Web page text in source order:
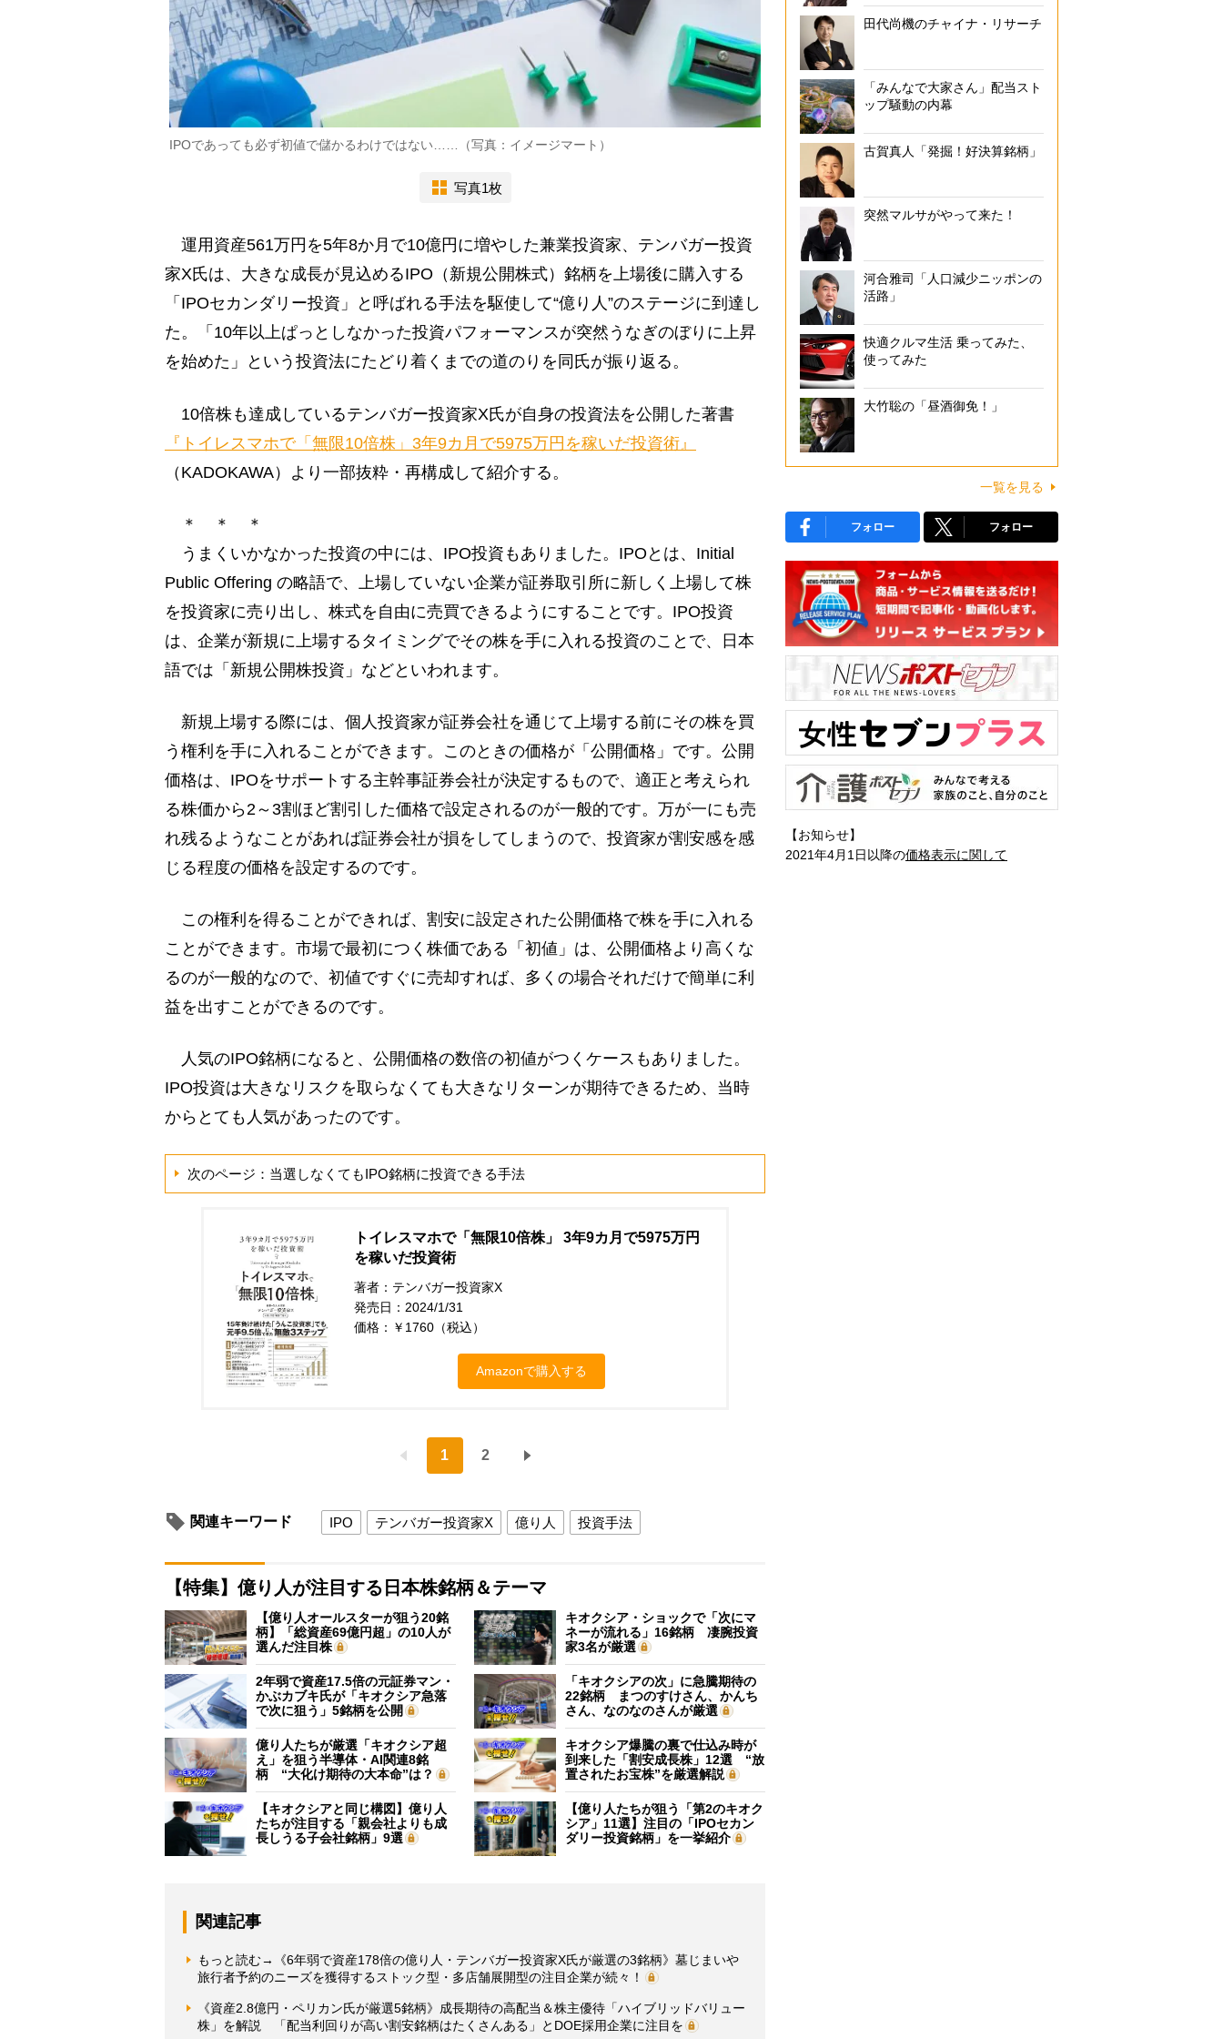
IPOであっても必ず初値で儲かるわけではない……（写真：イメージマート）
写真1枚
運用資産561万円を5年8か月で10億円に増やした兼業投資家、テンバガー投資
家X氏は、大きな成長が見込めるIPO（新規公開株式）銘柄を上場後に購入する
「IPOセカンダリー投資」と呼ばれる手法を駆使して“億り人”のステージに到達し
た。「10年以上ぱっとしなかった投資パフォーマンスが突然うなぎのぼりに上昇
を始めた」という投資法にたどり着くまでの道のりを同氏が振り返る。
10倍株も達成しているテンバガー投資家X氏が自身の投資法を公開した著書
『トイレスマホで「無限10倍株」3年9カ月で5975万円を稼いだ投資術』
（KADOKAWA）より一部抜粋・再構成して紹介する。
＊ ＊ ＊
うまくいかなかった投資の中には、IPO投資もありました。IPOとは、Initial
Public Offering の略語で、上場していない企業が証券取引所に新しく上場して株
を投資家に売り出し、株式を自由に売買できるようにすることです。IPO投資
は、企業が新規に上場するタイミングでその株を手に入れる投資のことで、日本
語では「新規公開株投資」などといわれます。
新規上場する際には、個人投資家が証券会社を通じて上場する前にその株を買
う権利を手に入れることができます。このときの価格が「公開価格」です。公開
価格は、IPOをサポートする主幹事証券会社が決定するもので、適正と考えられ
る株価から2～3割ほど割引した価格で設定されるのが一般的です。万が一にも売
れ残るようなことがあれば証券会社が損をしてしまうので、投資家が割安感を感
じる程度の価格を設定するのです。
この権利を得ることができれば、割安に設定された公開価格で株を手に入れる
ことができます。市場で最初につく株価である「初値」は、公開価格より高くな
るのが一般的なので、初値ですぐに売却すれば、多くの場合それだけで簡単に利
益を出すことができるのです。
人気のIPO銘柄になると、公開価格の数倍の初値がつくケースもありました。
IPO投資は大きなリスクを取らなくても大きなリターンが期待できるため、当時
からとても人気があったのです。
次のページ：当選しなくてもIPO銘柄に投資できる手法
トイレスマホで「無限10倍株」 3年9カ月で5975万円
を稼いだ投資術
著者：テンバガー投資家X
発売日：2024/1/31
価格：￥1760（税込）
Amazonで購入する
1 2
関連キーワード IPO テンバガー投資家X 億り人 投資手法
【特集】億り人が注目する日本株銘柄＆テーマ
【億り人オールスターが狙う20銘
柄】「総資産69億円超」の10人が
選んだ注目株
キオクシア・ショックで「次にマ
ネーが流れる」16銘柄 凄腕投資
家3名が厳選
2年弱で資産17.5倍の元証券マン・
かぶカブキ氏が「キオクシア急落
で次に狙う」5銘柄を公開
「キオクシアの次」に急騰期待の
22銘柄 まつのすけさん、かんち
さん、なのなのさんが厳選
億り人たちが厳選「キオクシア超
え」を狙う半導体・AI関連8銘
柄 “大化け期待の大本命”は？
キオクシア爆騰の裏で仕込み時が
到来した「割安成長株」12選 “放
置されたお宝株”を厳選解説
【キオクシアと同じ構図】億り人
たちが注目する「親会社よりも成
長しうる子会社銘柄」9選
【億り人たちが狙う「第2のキオク
シア」11選】注目の「IPOセカン
ダリー投資銘柄」を一挙紹介
関連記事
もっと読む→《6年弱で資産178倍の億り人・テンバガー投資家X氏が厳選の3銘柄》墓じまいや
旅行者予約のニーズを獲得するストック型・多店舗展開型の注目企業が続々！
《資産2.8億円・ペリカン氏が厳選5銘柄》成長期待の高配当＆株主優待「ハイブリッドバリュー
株」を解説 「配当利回りが高い割安銘柄はたくさんある」とDOE採用企業に注目を
田代尚機のチャイナ・リサーチ
「みんなで大家さん」配当スト
ップ騒動の内幕
古賀真人「発掘！好決算銘柄」
突然マルサがやって来た！
河合雅司「人口減少ニッポンの
活路」
快適クルマ生活 乗ってみた、
使ってみた
大竹聡の「昼酒御免！」
一覧を見る
フォロー フォロー
【お知らせ】
2021年4月1日以降の価格表示に関して